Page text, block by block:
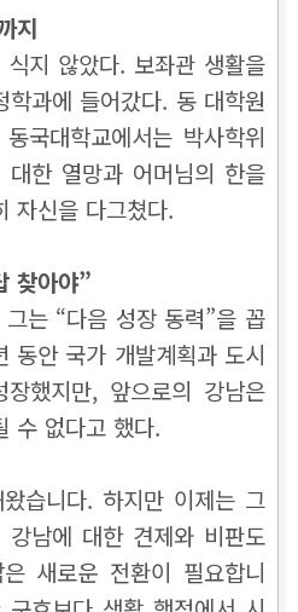
지
지 않았다. 보좌관 생활을
학과에 들어갔다. 동 대학원
국대학교에서는 박사학위
한 열망과 어머님의 한을
자신을 다그쳤다.
찾아야”
는 “다음 성장 동력”을 꼽
동안 국가 개발계획과 도시
했지만, 앞으로의 강남은
수 없다고 했다.
습니다. 하지만 이제는 그
남에 대한 견제와 비판도
새로운 전환이 필요합니